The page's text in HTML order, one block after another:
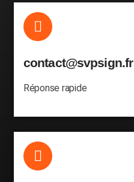
contact@svpsign.fr
Réponse rapide